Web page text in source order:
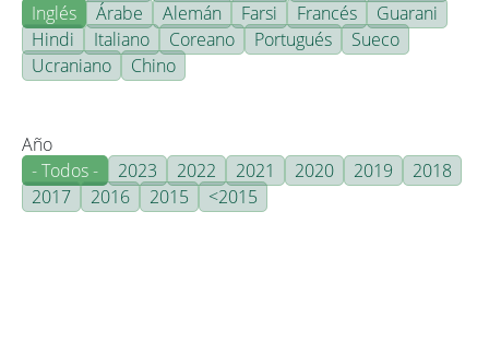
Inglés
Árabe Alemán Farsi Francés
Guarani
Hindi
Italiano Coreano Portugués
Sueco
Ucraniano
Chino
Año
- Todos -
2023 2022 2021 2020 2019
2018
2017
2016 2015 <2015